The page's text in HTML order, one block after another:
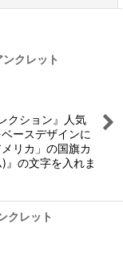
クレット
クション』人気
ースデザインに
リカ」の国旗カ
』の文字を入れま
クレット